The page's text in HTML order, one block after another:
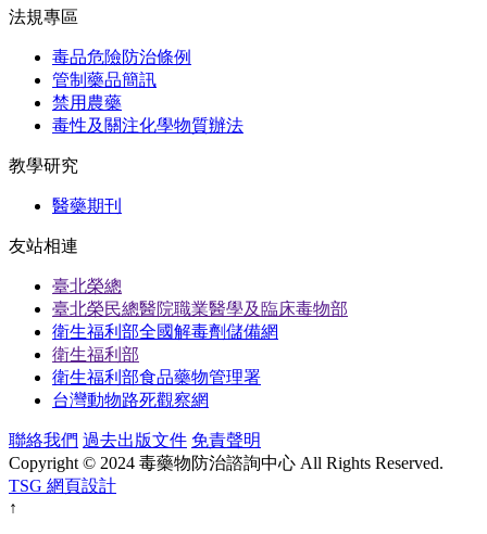
法規專區
毒品危險防治條例
管制藥品簡訊
禁用農藥
毒性及關注化學物質辦法
教學研究
醫藥期刊
友站相連
臺北榮總
臺北榮民總醫院職業醫學及臨床毒物部
衛生福利部全國解毒劑儲備網
衛生福利部
衛生福利部食品藥物管理署
台灣動物路死觀察網
聯絡我們 過去出版文件 免責聲明
Copyright © 2024 毒藥物防治諮詢中心 All Rights Reserved.
TSG 網頁設計
↑